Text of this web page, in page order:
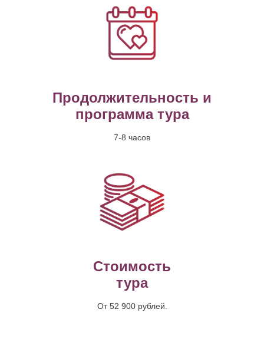
Продолжительность и
программа тура
7-8 часов
Стоимость
тура
От 52 900 рублей.